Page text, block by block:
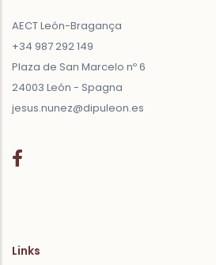
AECT León-Bragança
+34 987 292 149
Plaza de San Marcelo nº 6
24003 León - Spagna
jesus.nunez@dipuleon.es
Links